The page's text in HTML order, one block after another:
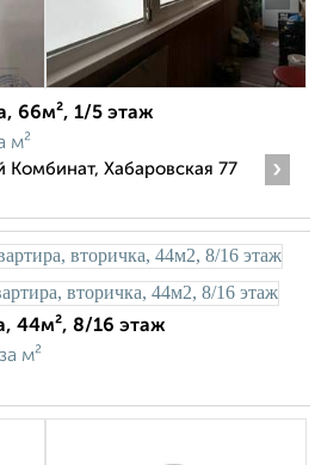
66м², 1/5 этаж
м²
Хабаровская 77
›
44м², 8/16 этаж
за м²